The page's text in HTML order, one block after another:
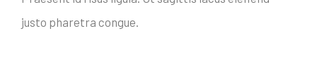
justo pharetra congue.